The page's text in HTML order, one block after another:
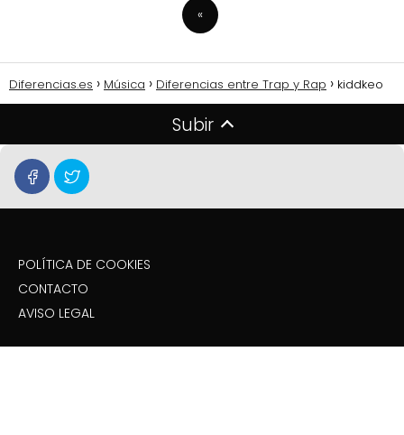
«
Diferencias.es Música Diferencias entre Trap y Rap kiddkeo
Subir
POLÍTICA DE COOKIES
CONTACTO
AVISO LEGAL